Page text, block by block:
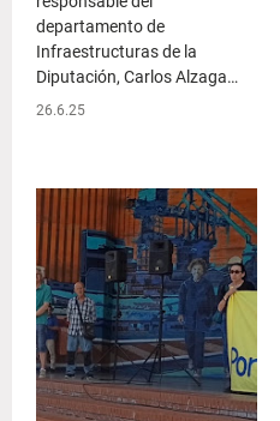
departamento de
Infraestructuras de la
Diputación, Carlos Alzaga…
26.6.25